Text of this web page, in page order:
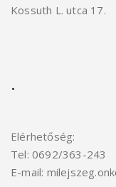
Kossuth L. utca 17.
.
Elérhetőség:
Tel: 0692/363-243
E-mail: